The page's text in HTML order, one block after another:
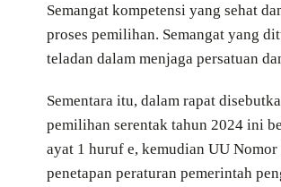
Semangat kompetensi yang sehat
proses pemilihan. Semangat yang
teladan dalam menjaga persatuan
Sementara itu, dalam rapat
pemilihan serentak tahun 2024 ini
ayat 1 huruf e, kemudian UU
penetapan peraturan pemerintah